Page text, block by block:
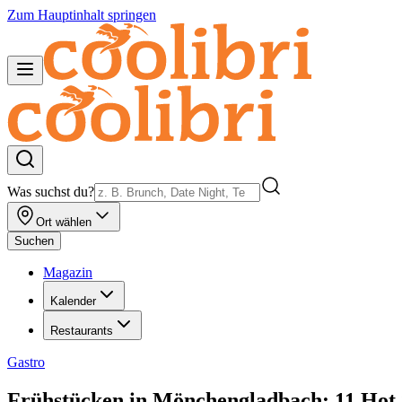
Zum Hauptinhalt springen
Was suchst du?
Ort wählen
Suchen
Magazin
Kalender
Restaurants
Gastro